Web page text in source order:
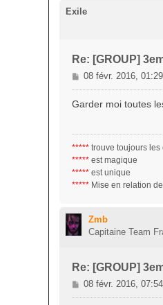
Exile
Re: [GROUP]
M
e
g
e
08 févr. 2016, 01:29
Garder moi toutes
***** trouve toujours les
***** est magique
***** est unique
***** Mise en relation
Zmb
Capitaine Team
Re: [GROUP]
M
e
08 févr. 2016, 07:54